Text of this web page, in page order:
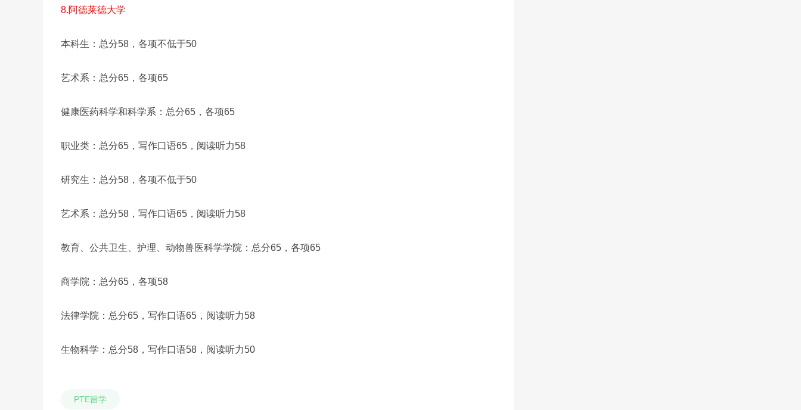
8.阿德莱德大学
本科生：总分58，各项不低于50
艺术系：总分65，各项65
健康医药科学和科学系：总分65，各项65
职业类：总分65，写作口语65，阅读听力58
研究生：总分58，各项不低于50
艺术系：总分58，写作口语65，阅读听力58
教育、公共卫生、护理、动物兽医科学学院：总分65，各项65
商学院：总分65，各项58
法律学院：总分65，写作口语65，阅读听力58
生物科学：总分58，写作口语58，阅读听力50
PTE留学